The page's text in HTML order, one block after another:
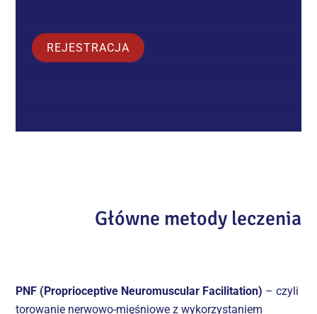
REJESTRACJA
Główne metody leczenia
PNF (Proprioceptive Neuromuscular Facilitation) – czyli
torowanie nerwowo-mięśniowe z wykorzystaniem